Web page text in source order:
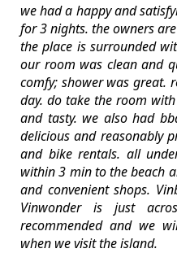
we had a happy and
for 3 nights. the owners
the place is surrounded
our room was clean and
comfy; shower was great.
day. do take the room
and tasty. we also had
delicious and reasonably
and bike rentals. all
within 3 min to the beach
and convenient shops.
Vinwonder is just
recommended and we
when we visit the island.